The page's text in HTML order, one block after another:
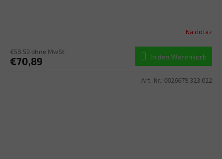
Na dotaz
€58,59 ohne MwSt.
€70,89 In den Warenkorb
Art.-Nr.: 0026679.323.022